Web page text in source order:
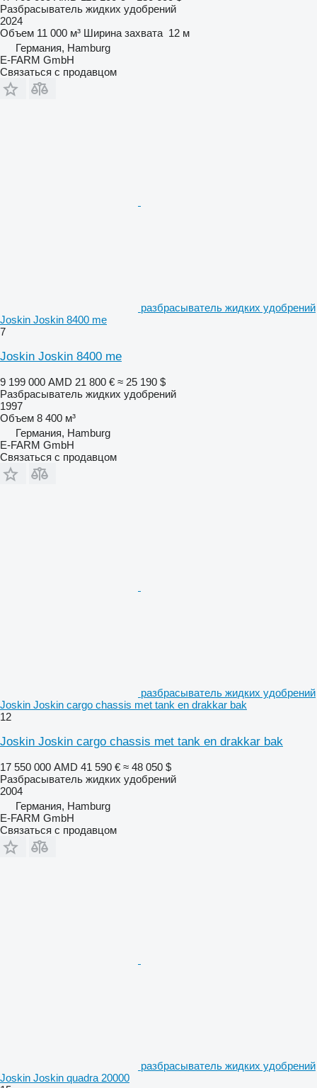
Разбрасыватель жидких удобрений
2024
Объем 11 000 м³ Ширина захвата 12 м
Германия, Hamburg
E-FARM GmbH
Связаться с продавцом
разбрасыватель жидких удобрений
Joskin Joskin 8400 me
7
Joskin Joskin 8400 me
9 199 000 AMD 21 800 € ≈ 25 190 $
Разбрасыватель жидких удобрений
1997
Объем 8 400 м³
Германия, Hamburg
E-FARM GmbH
Связаться с продавцом
разбрасыватель жидких удобрений
Joskin Joskin cargo chassis met tank en drakkar bak
12
Joskin Joskin cargo chassis met tank en drakkar bak
17 550 000 AMD 41 590 € ≈ 48 050 $
Разбрасыватель жидких удобрений
2004
Германия, Hamburg
E-FARM GmbH
Связаться с продавцом
разбрасыватель жидких удобрений
Joskin Joskin quadra 20000